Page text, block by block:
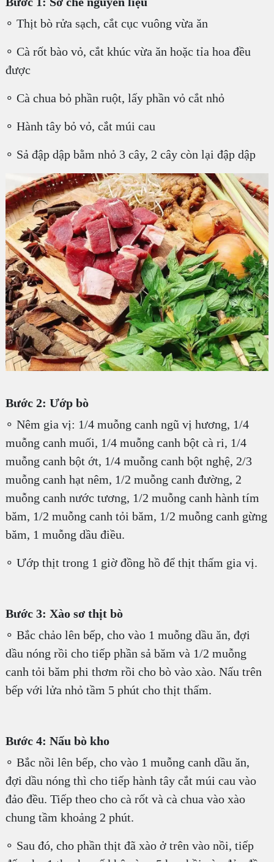
∘ Thịt bò rửa sạch, cắt cục vuông vừa ăn
∘ Cà rốt bào vỏ, cắt khúc vừa ăn hoặc tỉa hoa đều
được
∘ Cà chua bỏ phần ruột, lấy phần vỏ cắt nhỏ
∘ Hành tây bỏ vỏ, cắt múi cau
∘ Sả đập dập bằm nhỏ 3 cây, 2 cây còn lại đập dập
Bước 2: Ướp bò
∘ Nêm gia vị: 1/4 muỗng canh ngũ vị hương, 1/4
muỗng canh muối, 1/4 muỗng canh bột cà ri, 1/4
muỗng canh bột ớt, 1/4 muỗng canh bột nghệ, 2/3
muỗng canh hạt nêm, 1/2 muỗng canh đường, 2
muỗng canh nước tương, 1/2 muỗng canh hành tím
băm, 1/2 muỗng canh tỏi băm, 1/2 muỗng canh gừng
băm, 1 muỗng dầu điều.
∘ Ướp thịt trong 1 giờ đồng hồ để thịt thấm gia vị.
Bước 3: Xào sơ thịt bò
∘ Bắc chảo lên bếp, cho vào 1 muỗng dầu ăn, đợi
dầu nóng rồi cho tiếp phần sả băm và 1/2 muỗng
canh tỏi băm phi thơm rồi cho bò vào xào. Nấu trên
bếp với lửa nhỏ tầm 5 phút cho thịt thấm.
Bước 4: Nấu bò kho
∘ Bắc nồi lên bếp, cho vào 1 muỗng canh dầu ăn,
đợi dầu nóng thì cho tiếp hành tây cắt múi cau vào
đảo đều. Tiếp theo cho cà rốt và cà chua vào xào
chung tầm khoảng 2 phút.
∘ Sau đó, cho phần thịt đã xào ở trên vào nồi, tiếp